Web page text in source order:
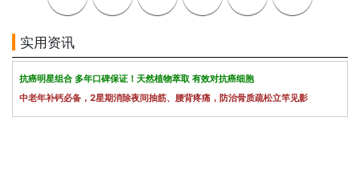
实用资讯
抗癌明星组合 多年口碑保证！天然植物萃取 有效对抗癌细胞
中老年补钙必备，2星期消除夜间抽筋、腰背疼痛，防治骨质疏松立竿见影